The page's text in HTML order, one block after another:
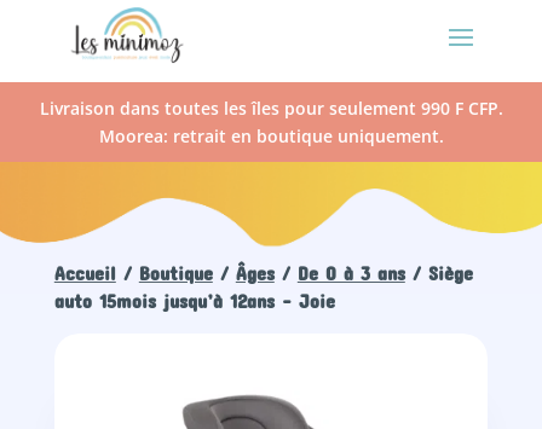
Livraison dans toutes les îles pour seulement 990 F CFP.
Moorea: retrait en boutique uniquement.
Accueil / Boutique/ Âges/ De 0 à 3 ans/ Siège
auto 15mois jusqu’à 12ans – Joie